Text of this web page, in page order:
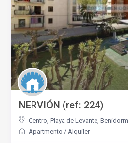
NERVIÓN (ref: 224)
Centro,Playa de Levante,Benidorm
Apartmento /Alquiler